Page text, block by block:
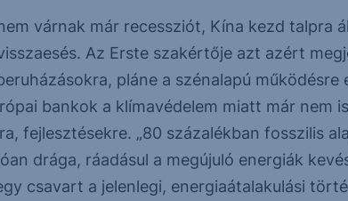
várnak már recessziót, Kína kezd talpra
Az Erste szakértője azt azért
pláne a szénalapú
bankok a klímavédelem miatt már nem
fejlesztésekre. „80 százalékban fosszilis
drága, ráadásul a megújuló energiák
csavart a jelenlegi, energiaátalakulási